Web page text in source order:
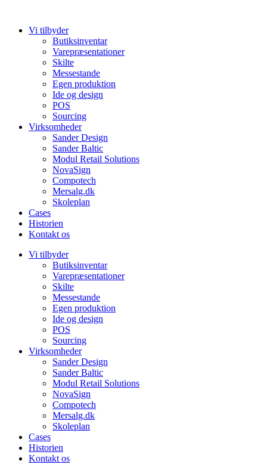
indholdVi tilbyder
Butiksinventar
Varepræsentationer
Skilte
Messestande
Egen produktion
Ide og design
POS
Sourcing
Virksomheder
Sander Design
Sander Baltic
Modul Retail Solutions
NovaSign
Compotech
Mersalg.dk
Skoleplan
Cases
Historien
Kontakt os
Vi tilbyder
Butiksinventar
Varepræsentationer
Skilte
Messestande
Egen produktion
Ide og design
POS
Sourcing
Virksomheder
Sander Design
Sander Baltic
Modul Retail Solutions
NovaSign
Compotech
Mersalg.dk
Skoleplan
Cases
Historien
Kontakt os